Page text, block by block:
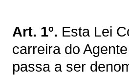
Art. 1º. Esta Lei
carreira do
passa a ser